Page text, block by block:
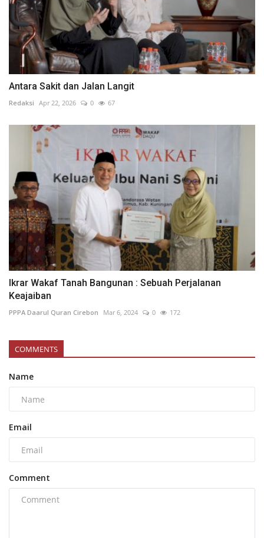
Antara Sakit dan Jalan Langit
Redaksi Apr 22, 2026 0 67
Ikrar Wakaf Tanah Bangunan : Sebuah Perjalanan
Keajaiban
PPPA Daarul Quran Cirebon Mar 6, 2024 0 172
COMMENTS
Name
Email
Comment